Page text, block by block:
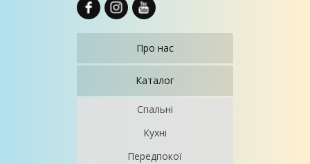
Про нас
Каталог
Спальні
Кухні
Передпокої